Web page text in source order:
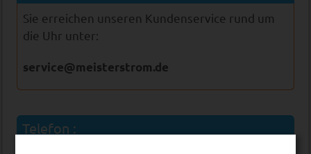
Sie erreichen unseren Kundenservice rund um
die Uhr unter:
service@meisterstrom.de
Telefon :